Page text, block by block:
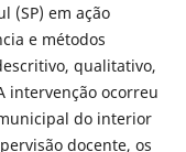
(SP) em ação
e métodos
qualitativo,
intervenção ocorreu
do interior
docente, os